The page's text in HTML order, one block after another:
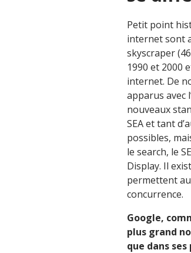
Petit point
internet sont
skyscraper
1990 et 2000
internet. De
apparus avec
nouveaux
SEA et tant
possibles,
le search, le
Display. Il
permettent
concurrence.
Google,
plus grand
que dans